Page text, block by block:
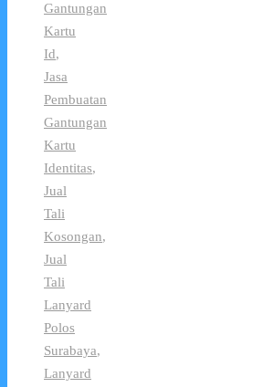
Gantungan
Kartu
Id,
Jasa
Pembuatan
Gantungan
Kartu
Identitas,
Jual
Tali
Kosongan,
Jual
Tali
Lanyard
Polos
Surabaya,
Lanyard